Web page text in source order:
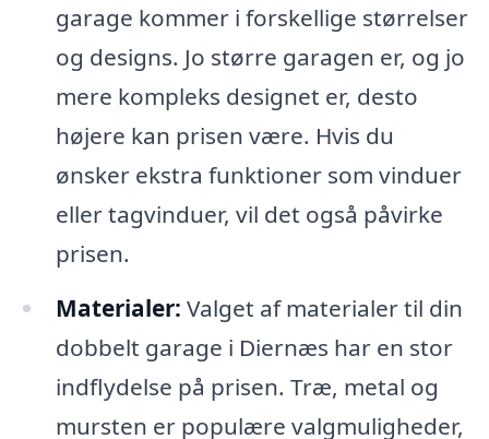
garage kommer i forskellige størrelser
og designs. Jo større garagen er, og jo
mere kompleks designet er, desto
højere kan prisen være. Hvis du
ønsker ekstra funktioner som vinduer
eller tagvinduer, vil det også påvirke
prisen.
Materialer: Valget af materialer til din
dobbelt garage i Diernæs har en stor
indflydelse på prisen. Træ, metal og
mursten er populære valgmuligheder,